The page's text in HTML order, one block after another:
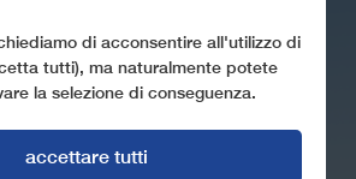
di acconsentire all'utilizzo di
tutti), ma naturalmente potete
la selezione di conseguenza.
accettare tutti